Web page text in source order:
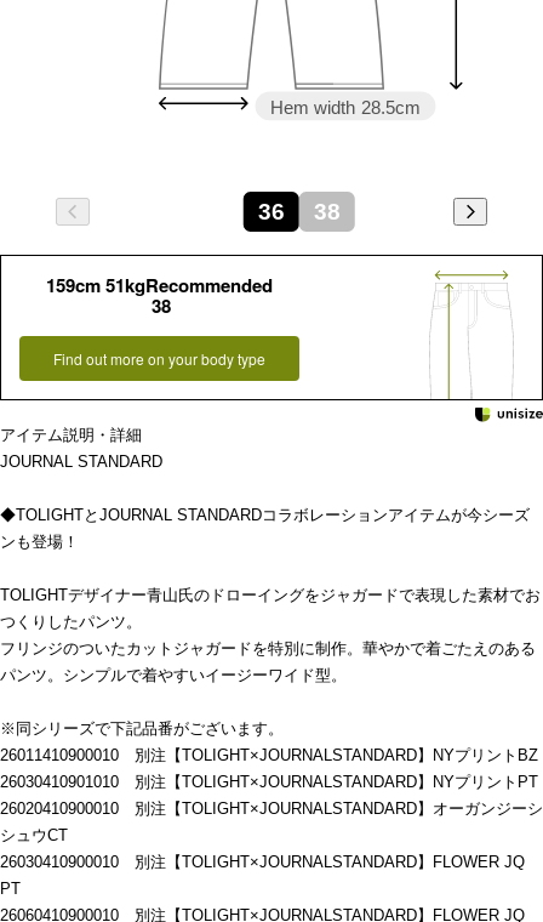
Hem width 28.5cm
36 38
159cm 51kgRecommended
38
Find out more on your body type
アイテム説明・詳細
JOURNAL STANDARD
◆TOLIGHTとJOURNAL STANDARDコラボレーションアイテムが今シーズ
ンも登場！
TOLIGHTデザイナー青山氏のドローイングをジャガードで表現した素材でお
つくりしたパンツ。
フリンジのついたカットジャガードを特別に制作。華やかで着ごたえのある
パンツ。シンプルで着やすいイージーワイド型。
※同シリーズで下記品番がございます。
26011410900010 別注【TOLIGHT×JOURNALSTANDARD】NYプリントBZ
26030410901010 別注【TOLIGHT×JOURNALSTANDARD】NYプリントPT
26020410900010 別注【TOLIGHT×JOURNALSTANDARD】オーガンジーシ
シュウCT
26030410900010 別注【TOLIGHT×JOURNALSTANDARD】FLOWER JQ
PT
26060410900010 別注【TOLIGHT×JOURNALSTANDARD】FLOWER JQ